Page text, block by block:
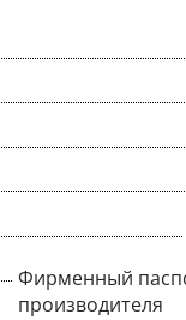
Фирменный
производителя